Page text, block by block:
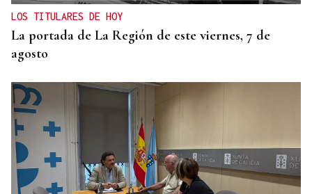
LOS TITULARES DE HOY
La portada de La Región de este viernes, 7 de
agosto